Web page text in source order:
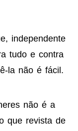
independente
tudo e contra
la não é fácil.
não é a
que revista de